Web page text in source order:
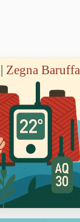
Zegna Baruffa